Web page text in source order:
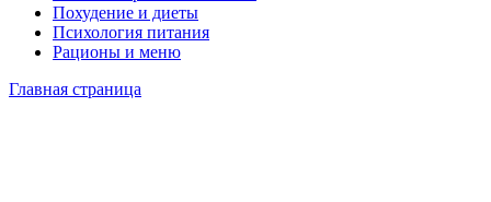
Похудение и диеты
Психология питания
Рационы и меню
Главная страница